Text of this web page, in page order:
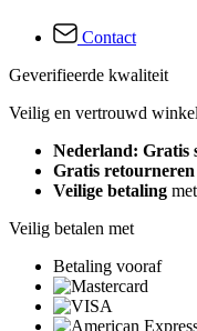
Contact
Geverifieerde kwaliteit
Veilig en vertrouwd
Nederland: Gratis
Gratis retourneren
Veilige betaling
Veilig betalen met
Betaling vooraf